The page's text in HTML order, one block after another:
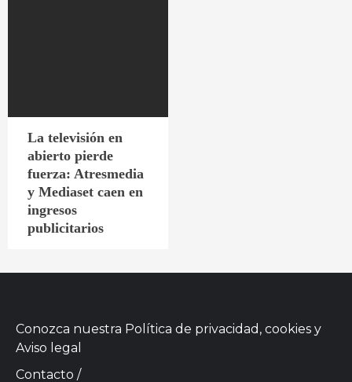
La televisión en
abierto pierde
fuerza: Atresmedia
y Mediaset caen en
ingresos
publicitarios
Conozca nuestra Política de privacidad, cookies y
Aviso legal
Contacto /